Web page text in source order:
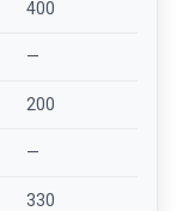
400
—
200
—
330